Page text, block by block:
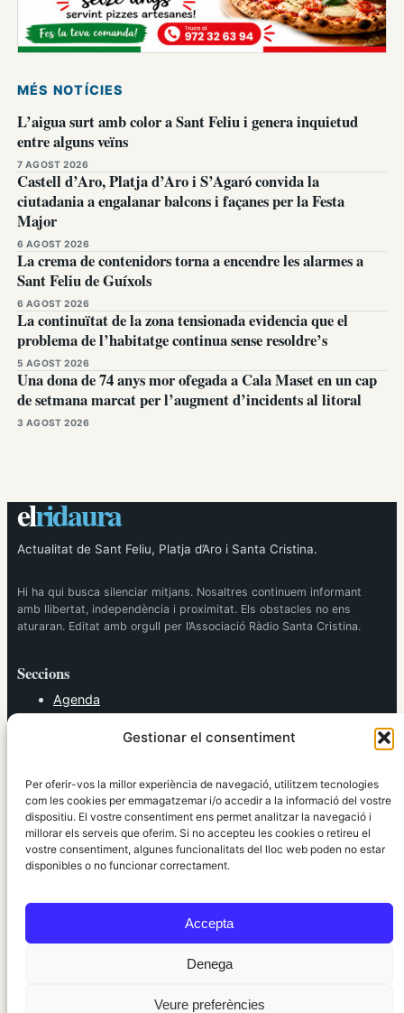
Gestionar el consentiment
Per oferir-vos la millor experiència de navegació, utilitzem tecnologies
com les cookies per emmagatzemar i/o accedir a la informació del vostre
dispositiu. El vostre consentiment ens permet analitzar la navegació i
millorar els serveis que oferim. Si no accepteu les cookies o retireu el
vostre consentiment, algunes funcionalitats del lloc web poden no estar
disponibles o no funcionar correctament.
Accepta
Denega
Veure preferències
MÉS NOTÍCIES
L’aigua surt amb color a Sant Feliu i genera inquietud
entre alguns veïns
7 AGOST 2026
Castell d’Aro, Platja d’Aro i S’Agaró convida la
ciutadania a engalanar balcons i façanes per la Festa
Major
6 AGOST 2026
La crema de contenidors torna a encendre les alarmes a
Sant Feliu de Guíxols
6 AGOST 2026
La continuïtat de la zona tensionada evidencia que el
problema de l’habitatge continua sense resoldre’s
5 AGOST 2026
Una dona de 74 anys mor ofegada a Cala Maset en un cap
de setmana marcat per l’augment d’incidents al litoral
3 AGOST 2026
elridaura
Actualitat de Sant Feliu, Platja d’Aro i Santa Cristina.
Hi ha qui busca silenciar mitjans. Nosaltres continuem informant
amb llibertat, independència i proximitat. Els obstacles no ens
aturaran. Editat amb orgull per l’Associació Ràdio Santa Cristina.
Seccions
Agenda
Política
Societat
Tendències
elRidaura.com